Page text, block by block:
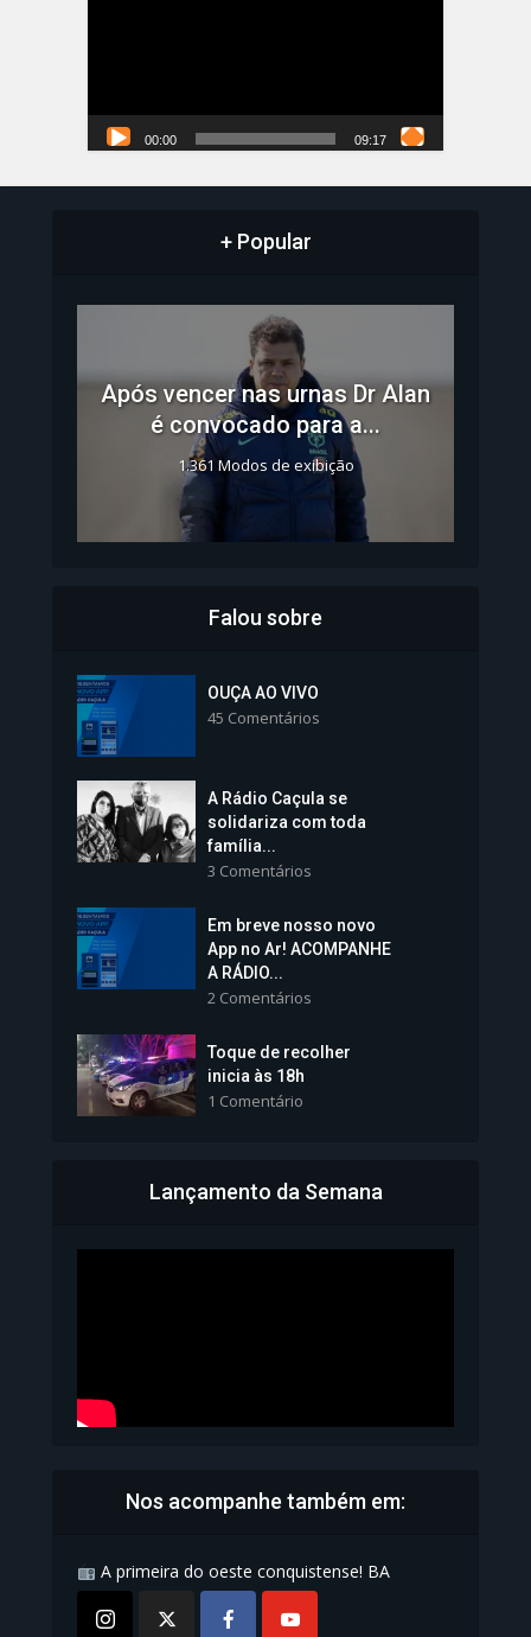
00:00 09:17
+ Popular
Após vencer nas urnas Dr Alan
é convocado para a...
1.361 Modos de exibição
Colégios da Polícia...
Vice-Prefeita Sheila Lemos
tomará posse nesta...
1.101 Modos de exibição
Bahia inicia emissão da
Falou sobre
OUÇA AO VIVO
45 Comentários
A Rádio Caçula se
solidariza com toda
família...
3 Comentários
Em breve nosso novo
App no Ar! ACOMPANHE
A RÁDIO...
2 Comentários
Toque de recolher
inicia às 18h
1 Comentário
Lançamento da Semana
Nos acompanhe também em:
A primeira do oeste conquistense! BA